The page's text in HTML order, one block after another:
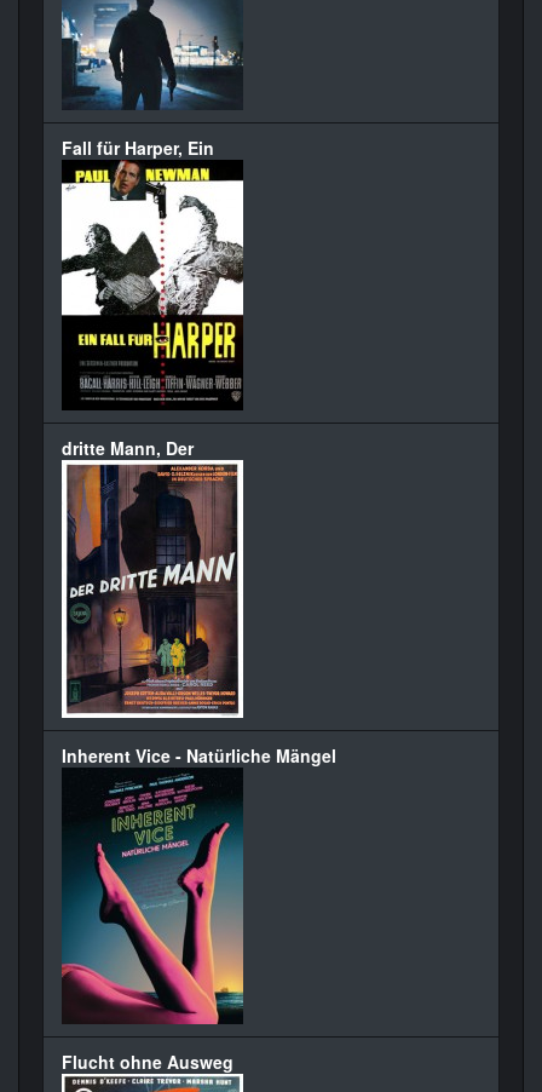
Fall für Harper, Ein
dritte Mann, Der
Inherent Vice - Natürliche Mängel
Flucht ohne Ausweg